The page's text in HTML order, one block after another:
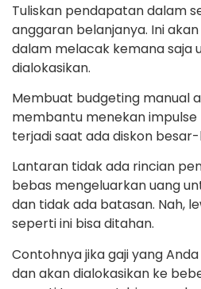
Tuliskan pendapatan dalam
anggaran belanjanya. Ini
dalam melacak kemana saja
dialokasikan.
Membuat budgeting manual
membantu menekan impulse
terjadi saat ada diskon
Lantaran tidak ada rincian
bebas mengeluarkan uang
dan tidak ada batasan. Nah,
seperti ini bisa ditahan.
Contohnya jika gaji yang
dan akan dialokasikan ke